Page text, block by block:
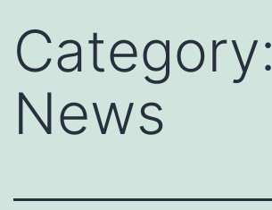
Category:
News